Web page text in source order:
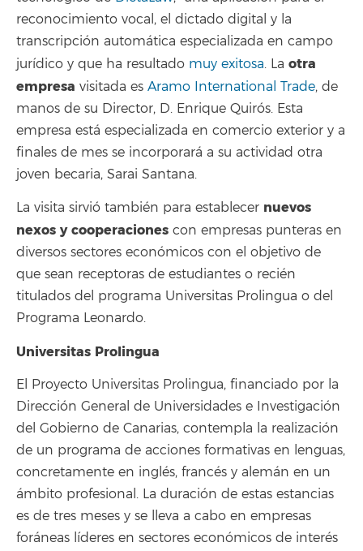
reconocimiento vocal, el dictado digital y la
transcripción automática especializada en campo
jurídico y que ha resultado muy exitosa. La otra
empresa visitada es Aramo International Trade, de
manos de su Director, D. Enrique Quirós. Esta
empresa está especializada en comercio exterior y a
finales de mes se incorporará a su actividad otra
joven becaria, Sarai Santana.
La visita sirvió también para establecer nuevos
nexos y cooperaciones con empresas punteras en
diversos sectores económicos con el objetivo de
que sean receptoras de estudiantes o recién
titulados del programa Universitas Prolingua o del
Programa Leonardo.
Universitas Prolingua
El Proyecto Universitas Prolingua, financiado por la
Dirección General de Universidades e Investigación
del Gobierno de Canarias, contempla la realización
de un programa de acciones formativas en lenguas,
concretamente en inglés, francés y alemán en un
ámbito profesional. La duración de estas estancias
es de tres meses y se lleva a cabo en empresas
foráneas líderes en sectores económicos de interés